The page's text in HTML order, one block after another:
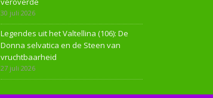
30 juli 2026
Legendes uit het Valtellina (106): De
Donna selvatica en de Steen van
vruchtbaarheid
27 juli 2026